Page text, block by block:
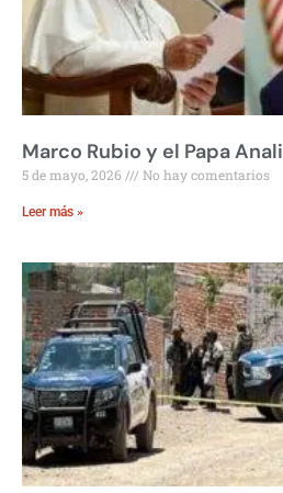
Marco Rubio y el Papa
5 de mayo, 2026 No hay comentarios
Leer más »